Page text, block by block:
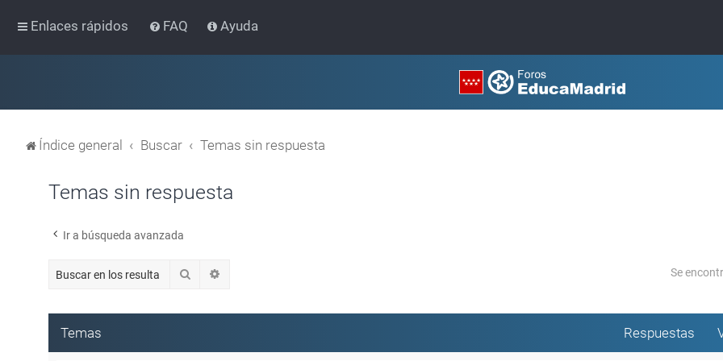
Enlaces rápidos FAQ Ayuda
Índice general Buscar Temas sin respuesta
Temas sin respuesta
Ir a búsqueda avanzada
Buscar Se
Temas Respuestas